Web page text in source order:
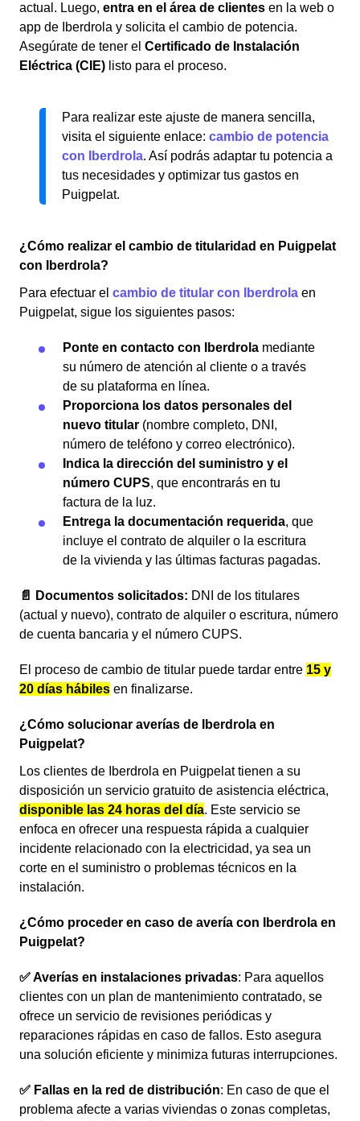
actual. Luego, entra en el área de clientes en la web o
app de Iberdrola y solicita el cambio de potencia.
Asegúrate de tener el Certificado de Instalación
Eléctrica (CIE) listo para el proceso.
Para realizar este ajuste de manera sencilla,
visita el siguiente enlace: cambio de potencia
con Iberdrola. Así podrás adaptar tu potencia a
tus necesidades y optimizar tus gastos en
Puigpelat.
¿Cómo realizar el cambio de titularidad en Puigpelat
con Iberdrola?
Para efectuar el cambio de titular con Iberdrola en
Puigpelat, sigue los siguientes pasos:
Ponte en contacto con Iberdrola mediante
su número de atención al cliente o a través
de su plataforma en línea.
Proporciona los datos personales del
nuevo titular (nombre completo, DNI,
número de teléfono y correo electrónico).
Indica la dirección del suministro y el
número CUPS, que encontrarás en tu
factura de la luz.
Entrega la documentación requerida, que
incluye el contrato de alquiler o la escritura
de la vivienda y las últimas facturas pagadas.
📄 Documentos solicitados: DNI de los titulares
(actual y nuevo), contrato de alquiler o escritura, número
de cuenta bancaria y el número CUPS.
El proceso de cambio de titular puede tardar entre 15 y
20 días hábiles en finalizarse.
¿Cómo solucionar averías de Iberdrola en
Puigpelat?
Los clientes de Iberdrola en Puigpelat tienen a su
disposición un servicio gratuito de asistencia eléctrica,
disponible las 24 horas del día. Este servicio se
enfoca en ofrecer una respuesta rápida a cualquier
incidente relacionado con la electricidad, ya sea un
corte en el suministro o problemas técnicos en la
instalación.
¿Cómo proceder en caso de avería con Iberdrola en
Puigpelat?
✅ Averías en instalaciones privadas: Para aquellos
clientes con un plan de mantenimiento contratado, se
ofrece un servicio de revisiones periódicas y
reparaciones rápidas en caso de fallos. Esto asegura
una solución eficiente y minimiza futuras interrupciones.
✅ Fallas en la red de distribución: En caso de que el
problema afecte a varias viviendas o zonas completas,